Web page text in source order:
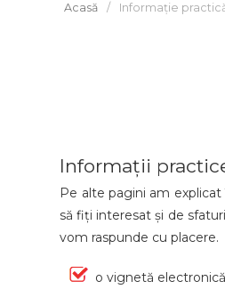
Acasă / Informație
Informații
Pe alte pagini am
să fiți interesat și de
vom raspunde cu placere.
o vignetă